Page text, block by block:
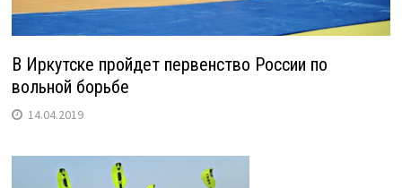
В Иркутске пройдет первенство России по
вольной борьбе
14.04.2019